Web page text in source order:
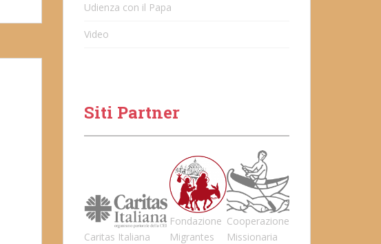
Udienza con il Papa
Video
Siti Partner
Caritas Italiana
Fondazione
Migrantes
Cooperazione
Missionaria